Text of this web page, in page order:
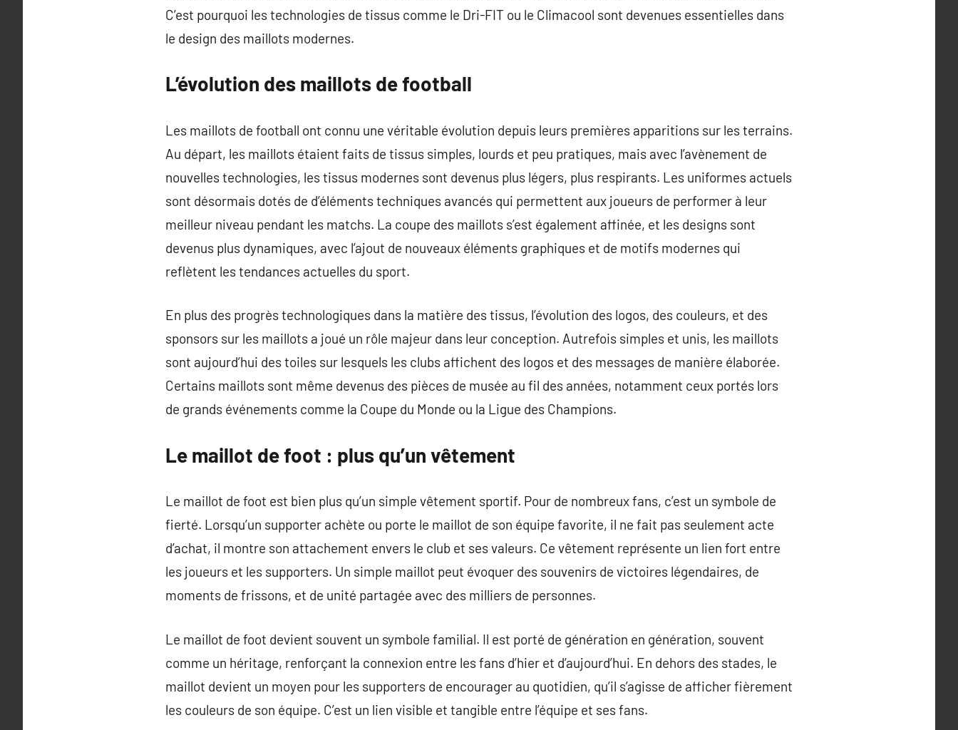
C’est pourquoi les technologies de tissus comme le Dri-FIT ou le Climacool sont devenues essentielles dans
le design des maillots modernes.
L’évolution des maillots de football
Les maillots de football ont connu une véritable évolution depuis leurs premières apparitions sur les terrains.
Au départ, les maillots étaient faits de tissus simples, lourds et peu pratiques, mais avec l’avènement de
nouvelles technologies, les tissus modernes sont devenus plus légers, plus respirants. Les uniformes actuels
sont désormais dotés de d’éléments techniques avancés qui permettent aux joueurs de performer à leur
meilleur niveau pendant les matchs. La coupe des maillots s’est également affinée, et les designs sont
devenus plus dynamiques, avec l’ajout de nouveaux éléments graphiques et de motifs modernes qui
reflètent les tendances actuelles du sport.
En plus des progrès technologiques dans la matière des tissus, l’évolution des logos, des couleurs, et des
sponsors sur les maillots a joué un rôle majeur dans leur conception. Autrefois simples et unis, les maillots
sont aujourd’hui des toiles sur lesquels les clubs affichent des logos et des messages de manière élaborée.
Certains maillots sont même devenus des pièces de musée au fil des années, notamment ceux portés lors
de grands événements comme la Coupe du Monde ou la Ligue des Champions.
Le maillot de foot : plus qu’un vêtement
Le maillot de foot est bien plus qu’un simple vêtement sportif. Pour de nombreux fans, c’est un symbole de
fierté. Lorsqu’un supporter achète ou porte le maillot de son équipe favorite, il ne fait pas seulement acte
d’achat, il montre son attachement envers le club et ses valeurs. Ce vêtement représente un lien fort entre
les joueurs et les supporters. Un simple maillot peut évoquer des souvenirs de victoires légendaires, de
moments de frissons, et de unité partagée avec des milliers de personnes.
Le maillot de foot devient souvent un symbole familial. Il est porté de génération en génération, souvent
comme un héritage, renforçant la connexion entre les fans d’hier et d’aujourd’hui. En dehors des stades, le
maillot devient un moyen pour les supporters de encourager au quotidien, qu’il s’agisse de afficher fièrement
les couleurs de son équipe. C’est un lien visible et tangible entre l’équipe et ses fans.